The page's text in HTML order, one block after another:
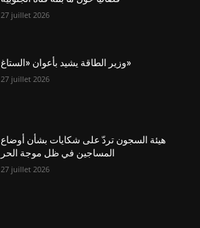
27 juillet 2026
وزير الطاقة يشيد بأعوان «الستاغ»
27 juillet 2026
هيئة السجون تردّ على شكايات بشأن أوضاع
المساجين في ظل موجة الحر
27 juillet 2026